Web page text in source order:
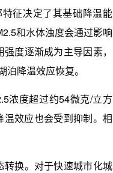
征决定了其基础降温能
和水体浊度会通过影响
度逐渐成为主导因素，
降温效应恢复。
度超过约54微克/立方
效应也会受到抑制。相
换。对于快速城市化城